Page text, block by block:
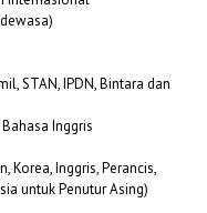
STAN, IPDN, Bintara dan
Bahasa Inggris
Korea, Inggris, Perancis,
untuk Penutur Asing)